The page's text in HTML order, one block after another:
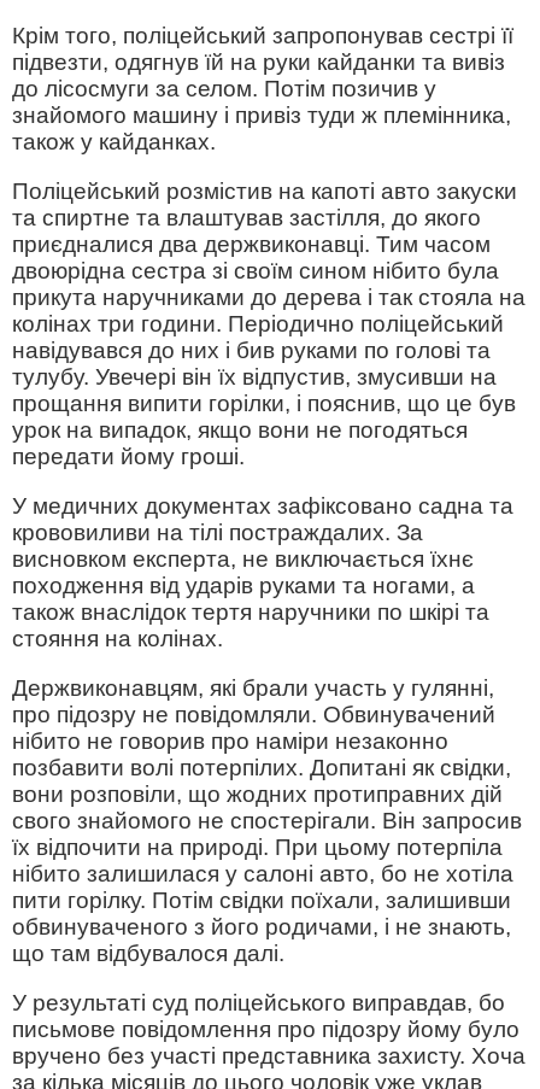
Крім того, поліцейський запропонував сестрі її
підвезти, одягнув їй на руки кайданки та вивіз
до лісосмуги за селом. Потім позичив у
знайомого машину і привіз туди ж племінника,
також у кайданках.
Поліцейський розмістив на капоті авто закуски
та спиртне та влаштував застілля, до якого
приєдналися два держвиконавці. Тим часом
двоюрідна сестра зі своїм сином нібито була
прикута наручниками до дерева і так стояла на
колінах три години. Періодично поліцейський
навідувався до них і бив руками по голові та
тулубу. Увечері він їх відпустив, змусивши на
прощання випити горілки, і пояснив, що це був
урок на випадок, якщо вони не погодяться
передати йому гроші.
У медичних документах зафіксовано садна та
крововиливи на тілі постраждалих. За
висновком експерта, не виключається їхнє
походження від ударів руками та ногами, а
також внаслідок тертя наручники по шкірі та
стояння на колінах.
Держвиконавцям, які брали участь у гулянні,
про підозру не повідомляли. Обвинувачений
нібито не говорив про наміри незаконно
позбавити волі потерпілих. Допитані як свідки,
вони розповіли, що жодних протиправних дій
свого знайомого не спостерігали. Він запросив
їх відпочити на природі. При цьому потерпіла
нібито залишилася у салоні авто, бо не хотіла
пити горілку. Потім свідки поїхали, залишивши
обвинуваченого з його родичами, і не знають,
що там відбувалося далі.
У результаті суд поліцейського виправдав, бо
письмове повідомлення про підозру йому було
вручено без участі представника захисту. Хоча
за кілька місяців до цього чоловік уже уклав